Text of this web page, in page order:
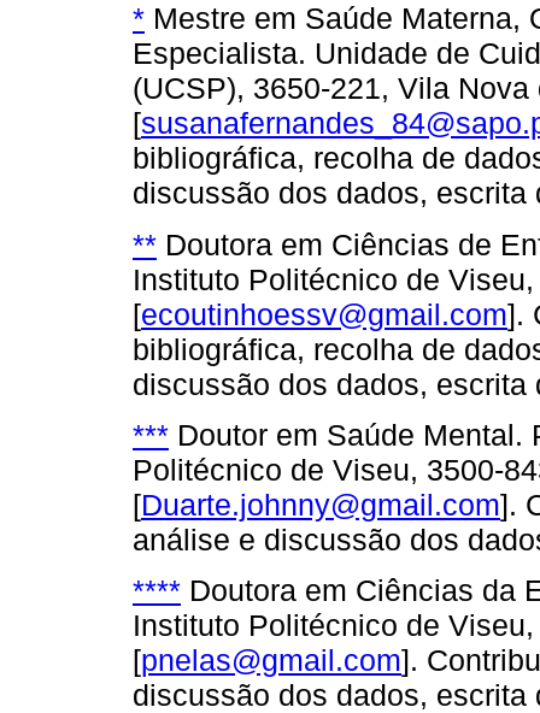
* Mestre em Saúde Materna,
Especialista. Unidade de
(UCSP), 3650-221, Vila
[
bibliográfica, recolha de
discussão dos dados, escrita
** Doutora em Ciências de
Instituto Politécnico de
[ecoutinhoessv@gmail.com].
bibliográfica, recolha de
discussão dos dados,
*** Doutor em Saúde Mental.
Politécnico de Viseu, 3500-
[Duarte.johnny@gmail.com].
análise e discussão dos
**** Doutora em Ciências da
Instituto Politécnico de
[pnelas@gmail.com].
discussão dos dados,